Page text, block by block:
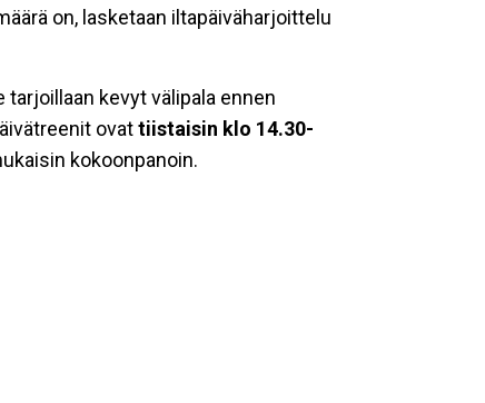
on, lasketaan iltapäiväharjoittelu
kevyt välipala ennen
ovattiistaisin klo 14.30-
kokoonpanoin.